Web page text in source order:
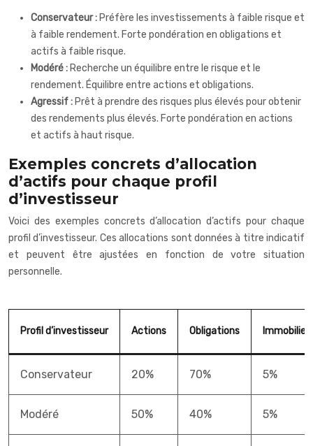
Conservateur : Préfère les investissements à faible risque et
à faible rendement. Forte pondération en obligations et
actifs à faible risque.
Modéré : Recherche un équilibre entre le risque et le
rendement. Équilibre entre actions et obligations.
Agressif : Prêt à prendre des risques plus élevés pour obtenir
des rendements plus élevés. Forte pondération en actions
et actifs à haut risque.
Exemples concrets d’allocation
d’actifs pour chaque profil
d’investisseur
Voici des exemples concrets d’allocation d’actifs pour chaque
profil d’investisseur. Ces allocations sont données à titre indicatif
et peuvent être ajustées en fonction de votre situation
personnelle.
Profil d’investisseur Actions Obligations Immobilier
Conservateur 20% 70% 5%
Modéré 50% 40% 5%